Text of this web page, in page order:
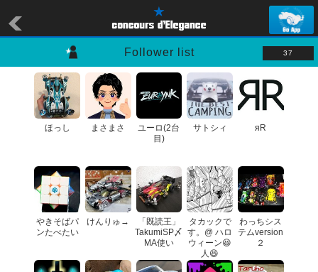
Follower list 37
ほっし まさまさ
ユーロ(2台
目)
サトシィ яR
やきそばパ
ンたべたい
けんりゅ→
「既読王」
TakumiSP〆
MA使い
タカックで
す。@ ハロ
ウィーン😆
人😆
わっちシス
テムversion
２